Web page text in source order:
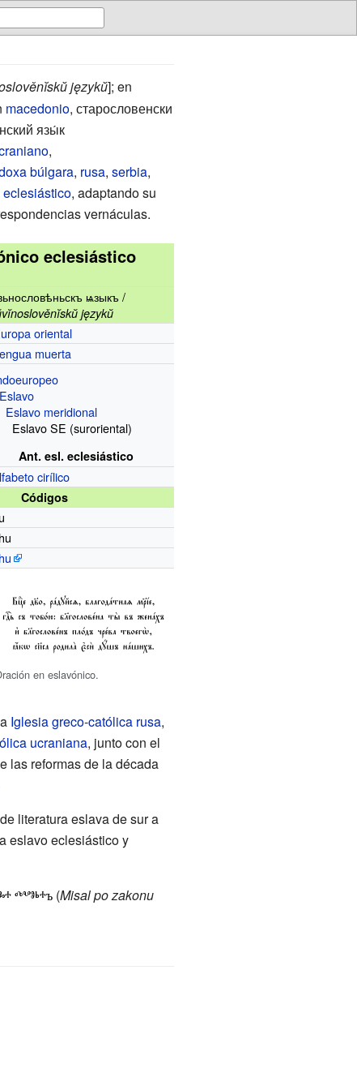
językŭ]; en
macedonio, старословенски
язы́к
,
búlgara, rusa, serbia,
, adaptando su
vernáculas.
eclesiástico
ѩзыкъ /
językŭ
oriental
muerta
Eslavo
Eslavo meridional
Eslavo SE (suroriental)
Ant. esl. eclesiástico
cirílico
Códigos
en eslavónico.
Iglesia greco-católica rusa,
ucraniana, junto con el
las reformas de la década
literatura eslava de sur a
eslavo eclesiástico y
ⰴⰲⱁⱃⰰъ(Misal po zakonu